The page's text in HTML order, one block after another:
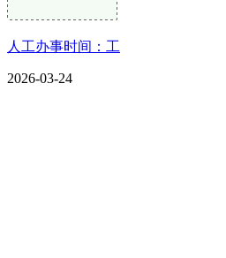
人工办事时间：工
2026-03-24